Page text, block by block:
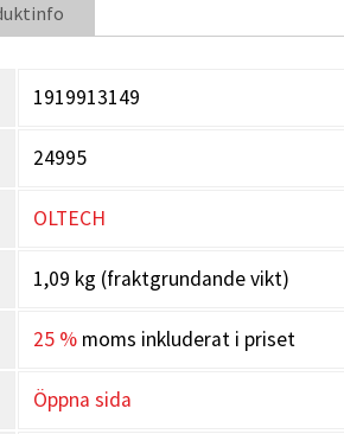
1919913149
24995
OLTECH
1,09 kg (fraktgrundande vikt)
25 %moms inkluderat i priset
Öppna sida